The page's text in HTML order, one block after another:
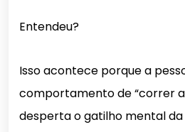
Entendeu?
Isso acontece porque a
comportamento de “correr
desperta o gatilho mental